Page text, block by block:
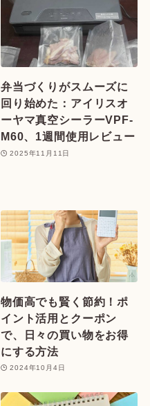
弁当づくりがスムーズに
回り始めた：アイリスオ
ーヤマ真空シーラーVPF-
M60、1週間使用レビュー
2025年11月11日
物価高でも賢く節約！ポ
イント活用とクーポン
で、日々の買い物をお得
にする方法
2024年10月4日